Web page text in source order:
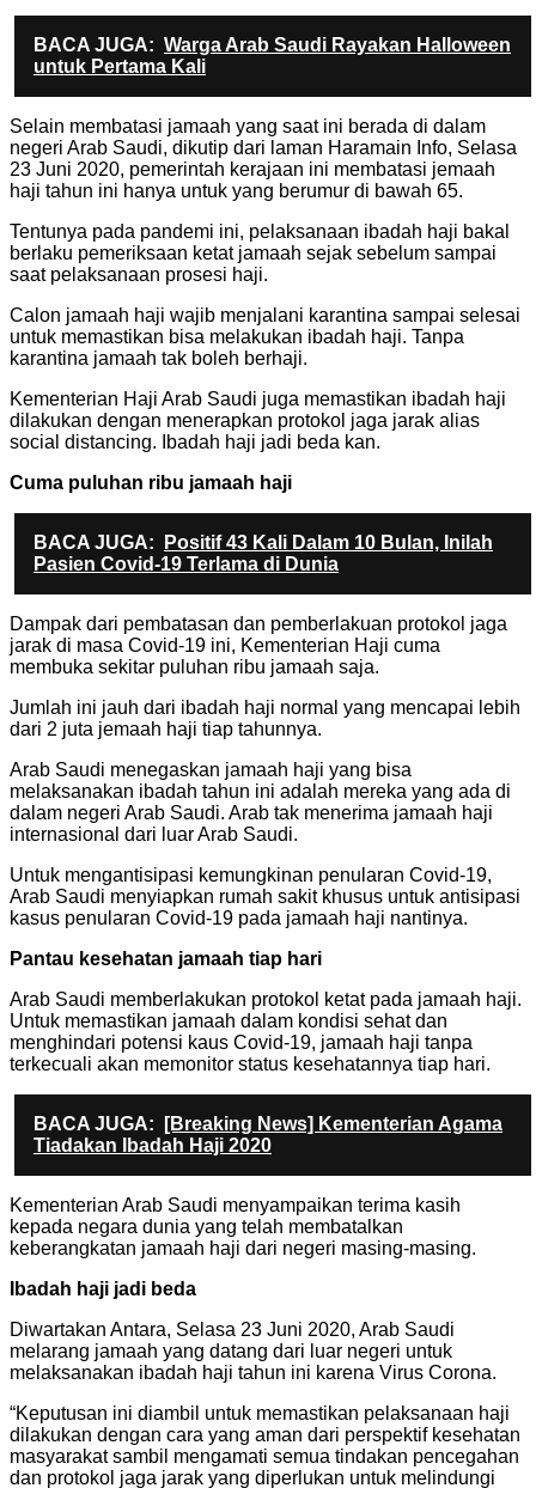
BACA JUGA: Warga Arab Saudi Rayakan Halloween
untuk Pertama Kali
Selain membatasi jamaah yang saat ini berada di dalam
negeri Arab Saudi, dikutip dari laman Haramain Info, Selasa
23 Juni 2020, pemerintah kerajaan ini membatasi jemaah
haji tahun ini hanya untuk yang berumur di bawah 65.
Tentunya pada pandemi ini, pelaksanaan ibadah haji bakal
berlaku pemeriksaan ketat jamaah sejak sebelum sampai
saat pelaksanaan prosesi haji.
Calon jamaah haji wajib menjalani karantina sampai selesai
untuk memastikan bisa melakukan ibadah haji. Tanpa
karantina jamaah tak boleh berhaji.
Kementerian Haji Arab Saudi juga memastikan ibadah haji
dilakukan dengan menerapkan protokol jaga jarak alias
social distancing. Ibadah haji jadi beda kan.
Cuma puluhan ribu jamaah haji
BACA JUGA:
Positif 43 Kali Dalam 10 Bulan, Inilah
Pasien Covid-19 Terlama di Dunia
Dampak dari pembatasan dan pemberlakuan protokol jaga
jarak di masa Covid-19 ini, Kementerian Haji cuma
membuka sekitar puluhan ribu jamaah saja.
Jumlah ini jauh dari ibadah haji normal yang mencapai lebih
dari 2 juta jemaah haji tiap tahunnya.
Arab Saudi menegaskan jamaah haji yang bisa
melaksanakan ibadah tahun ini adalah mereka yang ada di
dalam negeri Arab Saudi. Arab tak menerima jamaah haji
internasional dari luar Arab Saudi.
Untuk mengantisipasi kemungkinan penularan Covid-19,
Arab Saudi menyiapkan rumah sakit khusus untuk antisipasi
kasus penularan Covid-19 pada jamaah haji nantinya.
Pantau kesehatan jamaah tiap hari
Arab Saudi memberlakukan protokol ketat pada jamaah haji.
Untuk memastikan jamaah dalam kondisi sehat dan
menghindari potensi kaus Covid-19, jamaah haji tanpa
terkecuali akan memonitor status kesehatannya tiap hari.
BACA JUGA:
[Breaking News] Kementerian Agama
Tiadakan Ibadah Haji 2020
Kementerian Arab Saudi menyampaikan terima kasih
kepada negara dunia yang telah membatalkan
keberangkatan jamaah haji dari negeri masing-masing.
Ibadah haji jadi beda
Diwartakan Antara, Selasa 23 Juni 2020, Arab Saudi
melarang jamaah yang datang dari luar negeri untuk
melaksanakan ibadah haji tahun ini karena Virus Corona.
“Keputusan ini diambil untuk memastikan pelaksanaan haji
dilakukan dengan cara yang aman dari perspektif kesehatan
masyarakat sambil mengamati semua tindakan pencegahan
dan protokol jaga jarak yang diperlukan untuk melindungi